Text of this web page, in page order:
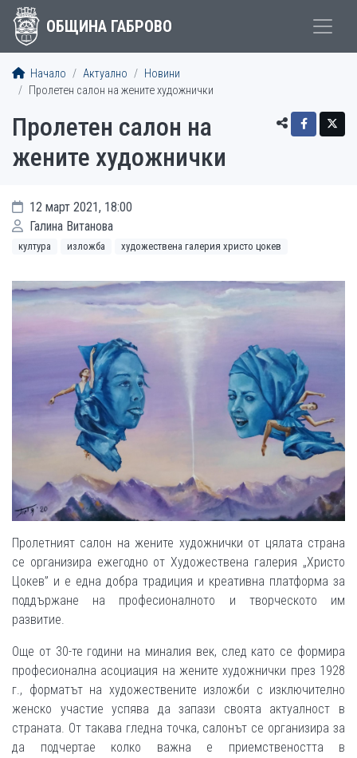
ОБЩИНА ГАБРОВО
Начало Актуално
Новини
Пролетен салон на жените художнички
Пролетен салон на
жените художнички
12 март 2021, 18:00
Галина Витанова
култура изложба художествена галерия христо цокев
Пролетният салон на жените художнички от цялата страна
се организира ежегодно от Художествена галерия „Христо
Цокев” и е една добра традиция и креативна платформа за
поддържане на професионалното и творческото им
развитие.
Още от 30-те години на миналия век, след като се формира
професионална асоциация на жените художнички през 1928
г., форматът на художествените изложби с изключително
женско участие успява да запази своята актуалност в
страната. От такава гледна точка, салонът се организира за
да подчертае колко важна е приемствеността в